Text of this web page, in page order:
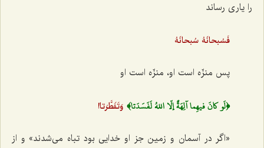
را یاری رساند
فَسُبحانَهُ سُبحانَهُ‌
پس منزّه است او، منزّه است او
﴿لَو كانَ فيهِما آلِهَةٌ إلّا اللهُ لَفَسَدَتا﴾وَتَفَطَّرَتا!
«اگر در آسمان و زمین جز او خدایی بود تباه می‌شدند» و از